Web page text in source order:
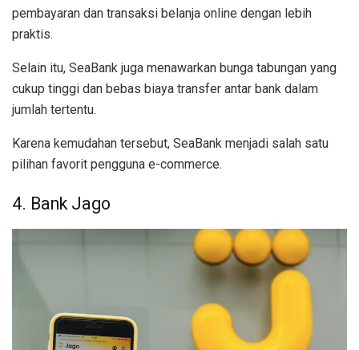
pembayaran dan transaksi belanja online dengan lebih
praktis.
Selain itu, SeaBank juga menawarkan bunga tabungan yang
cukup tinggi dan bebas biaya transfer antar bank dalam
jumlah tertentu.
Karena kemudahan tersebut, SeaBank menjadi salah satu
pilihan favorit pengguna e-commerce.
4. Bank Jago